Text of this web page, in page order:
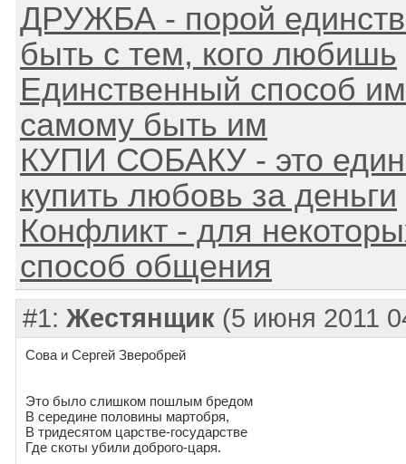
ДРУЖБА - порой
быть с тем, кого любишь
Единственный способ
самому быть им
КУПИ СОБАКУ - это
купить любовь за деньги
Конфликт - для
способ общения
#1: Жестянщик (5 июня 2011
Сова и Сергей Зверобрей
Это было слишком пошлым бредом
В середине половины мартобря,
В тридесятом царстве-государстве
Где скоты убили доброго-царя.